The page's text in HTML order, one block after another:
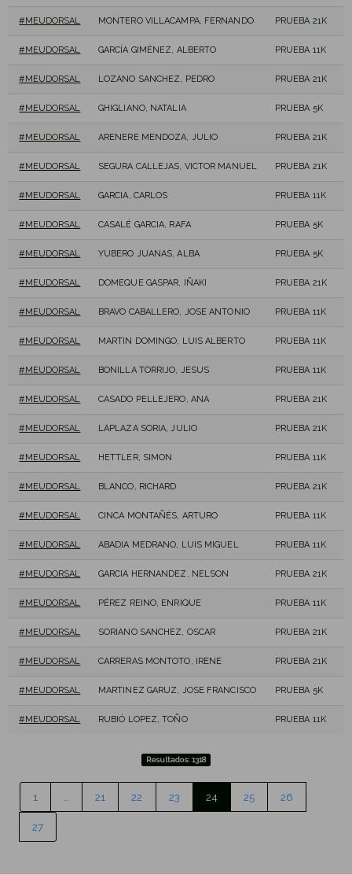
#MEUDORSAL MONTERO VILLACAMPA, FERNANDO PRUEBA 21K
#MEUDORSAL GARCÍA GIMÉNEZ, ALBERTO PRUEBA 11K
#MEUDORSAL LOZANO SANCHEZ, PEDRO PRUEBA 21K
#MEUDORSAL GHIGLIANO, NATALIA PRUEBA 5K
#MEUDORSAL ARENERE MENDOZA, JULIO PRUEBA 21K
#MEUDORSAL SEGURA CALLEJAS, VICTOR MANUEL PRUEBA 21K
#MEUDORSAL GARCIA, CARLOS PRUEBA 11K
#MEUDORSAL CASALÉ GARCIA, RAFA PRUEBA 5K
#MEUDORSAL YUBERO JUANAS, ALBA PRUEBA 5K
#MEUDORSAL DOMEQUE GASPAR, IÑAKI PRUEBA 21K
#MEUDORSAL BRAVO CABALLERO, JOSE ANTONIO PRUEBA 11K
#MEUDORSAL MARTIN DOMINGO, LUIS ALBERTO PRUEBA 11K
#MEUDORSAL BONILLA TORRIJO, JESUS PRUEBA 11K
#MEUDORSAL CASADO PELLEJERO, ANA PRUEBA 21K
#MEUDORSAL LAPLAZA SORIA, JULIO PRUEBA 21K
#MEUDORSAL HETTLER, SIMON PRUEBA 11K
#MEUDORSAL BLANCO, RICHARD PRUEBA 21K
#MEUDORSAL CINCA MONTAÑÉS, ARTURO PRUEBA 11K
#MEUDORSAL ABADIA MEDRANO, LUIS MIGUEL PRUEBA 11K
#MEUDORSAL GARCIA HERNANDEZ, NELSON PRUEBA 21K
#MEUDORSAL PÉREZ REINO, ENRIQUE PRUEBA 11K
#MEUDORSAL SORIANO SANCHEZ, OSCAR PRUEBA 21K
#MEUDORSAL CARRERAS MONTOTO, IRENE PRUEBA 21K
#MEUDORSAL MARTINEZ GARUZ, JOSE FRANCISCO PRUEBA 5K
#MEUDORSAL RUBIÓ LOPEZ, TOÑO PRUEBA 11K
Resultados: 1318
1 21 22 23 24 25 26
27